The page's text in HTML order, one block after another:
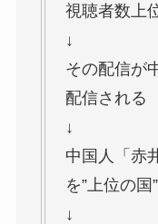
視聴者数上
↓
その配信が
配信される
↓
中国人「赤
を”上位の国
↓